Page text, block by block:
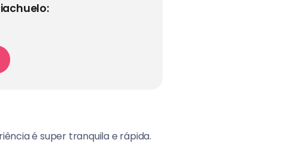
é super tranquila e rápida.